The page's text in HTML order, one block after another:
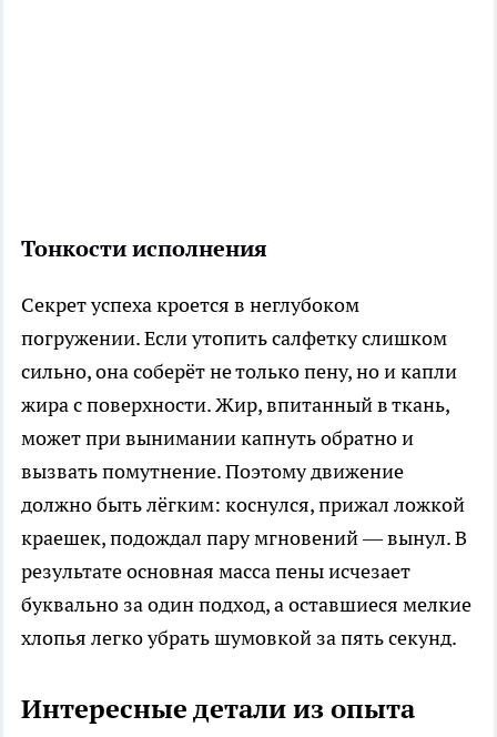
Тонкости исполнения
Секрет успеха кроется в неглубоком
погружении. Если утопить салфетку слишком
сильно, она соберёт не только пену, но и капли
жира с поверхности. Жир, впитанный в ткань,
может при вынимании капнуть обратно и
вызвать помутнение. Поэтому движение
должно быть лёгким: коснулся, прижал ложкой
краешек, подождал пару мгновений — вынул. В
результате основная масса пены исчезает
буквально за один подход, а оставшиеся мелкие
хлопья легко убрать шумовкой за пять секунд.
Интересные детали из опыта